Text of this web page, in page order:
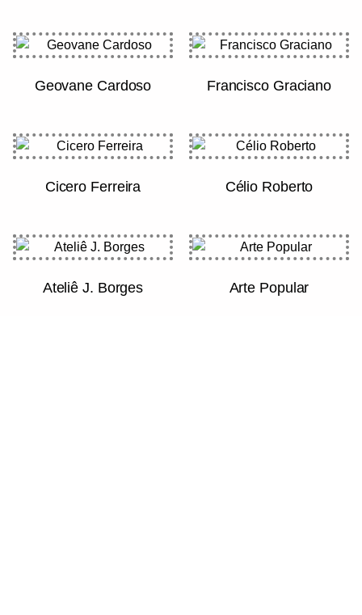
Geovane Cardoso Francisco Graciano
Cicero Ferreira Célio Roberto
Ateliê J. Borges Arte Popular